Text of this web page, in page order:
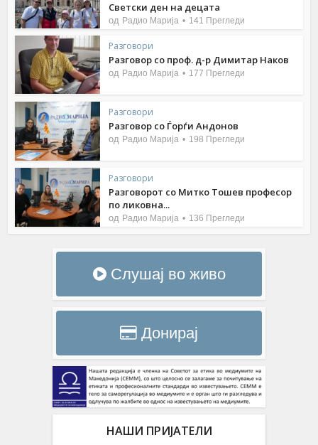
Светски ден на децата
од Радио Марија 141 Прегледи
Разговори
Разговор со проф. д-р Димитар Наков
од Радио Марија 177 Прегледи
Разговори
Разговор со Ѓорѓи Андонов
од Радио Марија 198 Прегледи
Разговори
Разговорот со Митко Тошев професор
по ликовна...
од Радио Марија 136 Прегледи
Слушај во живо
Донирај
НАШИ ПРИЈАТЕЛИ